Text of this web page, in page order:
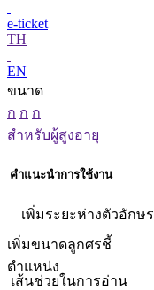
e-ticket
TH
EN
ขนาด
ก ก ก
สำหรับผู้สูงอายุ
คำแนะนำการใช้งาน
เพิ่มระยะห่างตัวอักษร
เพิ่มขนาดลูกศรชี้
ตำแหน่ง
เส้นช่วยในการอ่าน